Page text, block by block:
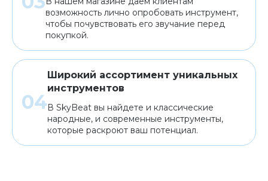
возможность лично опробовать инструмент,
чтобы почувствовать его звучание перед
покупкой.
Широкий ассортимент уникальных
инструментов
В SkyBeat вы найдете и классические
народные, и современные инструменты,
которые раскроют ваш потенциал.